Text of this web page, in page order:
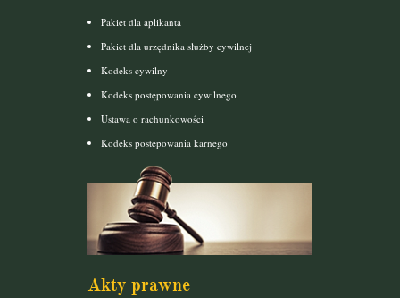
Pakiet dla aplikanta
Pakiet dla urzędnika służby cywilnej
Kodeks cywilny
Kodeks postępowania cywilnego
Ustawa o rachunkowości
Kodeks postepowania karnego
Akty prawne